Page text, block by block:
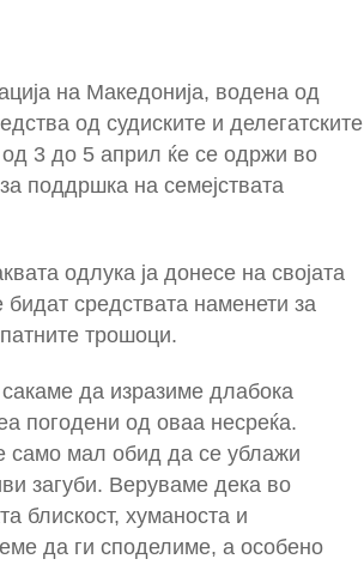
на Македонија, водена од
од судиските и делегатските
3 до 5 април ќе се одржи во
поддршка на семејствата
одлука ја донесе на својата
средствата наменети за
трошоци.
сакаме да изразиме длабока
погодени од оваа несреќа.
е само мал обид да се ублажи
загуби. Веруваме дека во
блискост, хуманоста и
да ги споделиме, а особено